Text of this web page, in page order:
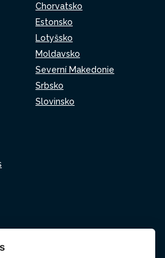
Chorvatsko
Estonsko
Lotyšsko
Moldavsko
Severní Makedonie
Srbsko
Slovinsko